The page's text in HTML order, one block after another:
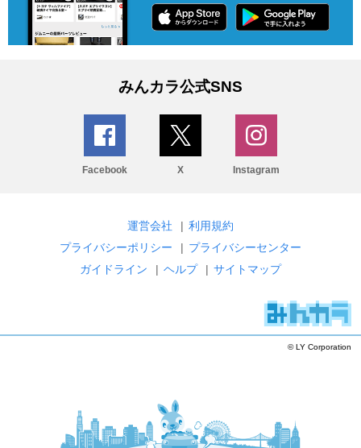
みんカラ公式SNS
Facebook X Instagram
運営会社 | 利用規約
プライバシーポリシー
| プライバシーセンター
ガイドライン
| ヘルプ | サイトマップ
© LY Corporation